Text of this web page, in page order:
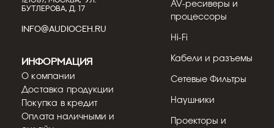
БУТЛЕРОВА, Д. 17
INFO@AUDIOCEH.RU
AV-ресиверы и
процессоры
Hi-Fi
Кабели и разъемы
Сетевые Фильтры
Наушники
Проекторы и
Информация
О компании
Доставка продукции
Покупка в кредит
Оплата наличными и